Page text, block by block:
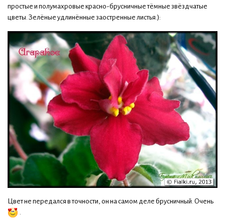
простые и полумахровые красно-брусничные тёмные звёздчатые
цветы. Зелёные удлинённые заостренные листья.):
Цвет не передался в точности, он на самом деле брусничный. Очень
.